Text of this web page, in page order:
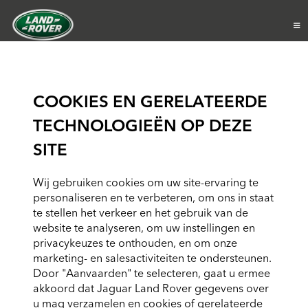
COOKIES EN GERELATEERDE
TECHNOLOGIEËN OP DEZE
SITE
Wij gebruiken cookies om uw site-ervaring te
personaliseren en te verbeteren, om ons in staat
te stellen het verkeer en het gebruik van de
website te analyseren, om uw instellingen en
privacykeuzes te onthouden, en om onze
marketing- en salesactiviteiten te ondersteunen.
Door "Aanvaarden" te selecteren, gaat u ermee
akkoord dat Jaguar Land Rover gegevens over
u mag verzamelen en cookies of gerelateerde